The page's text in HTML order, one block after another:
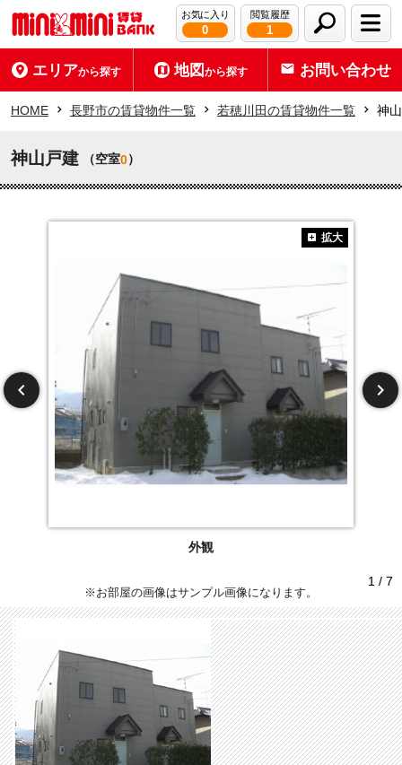
お気に入り
0
閲覧履歴
1
エリアから探す 地図から探す お問い合わせ
HOME 長野市の賃貸物件一覧 若穂川田の賃貸物件一覧 神
神山戸建 （空室0）
外観
拡大
1 / 7
※お部屋の画像はサンプル画像になります。